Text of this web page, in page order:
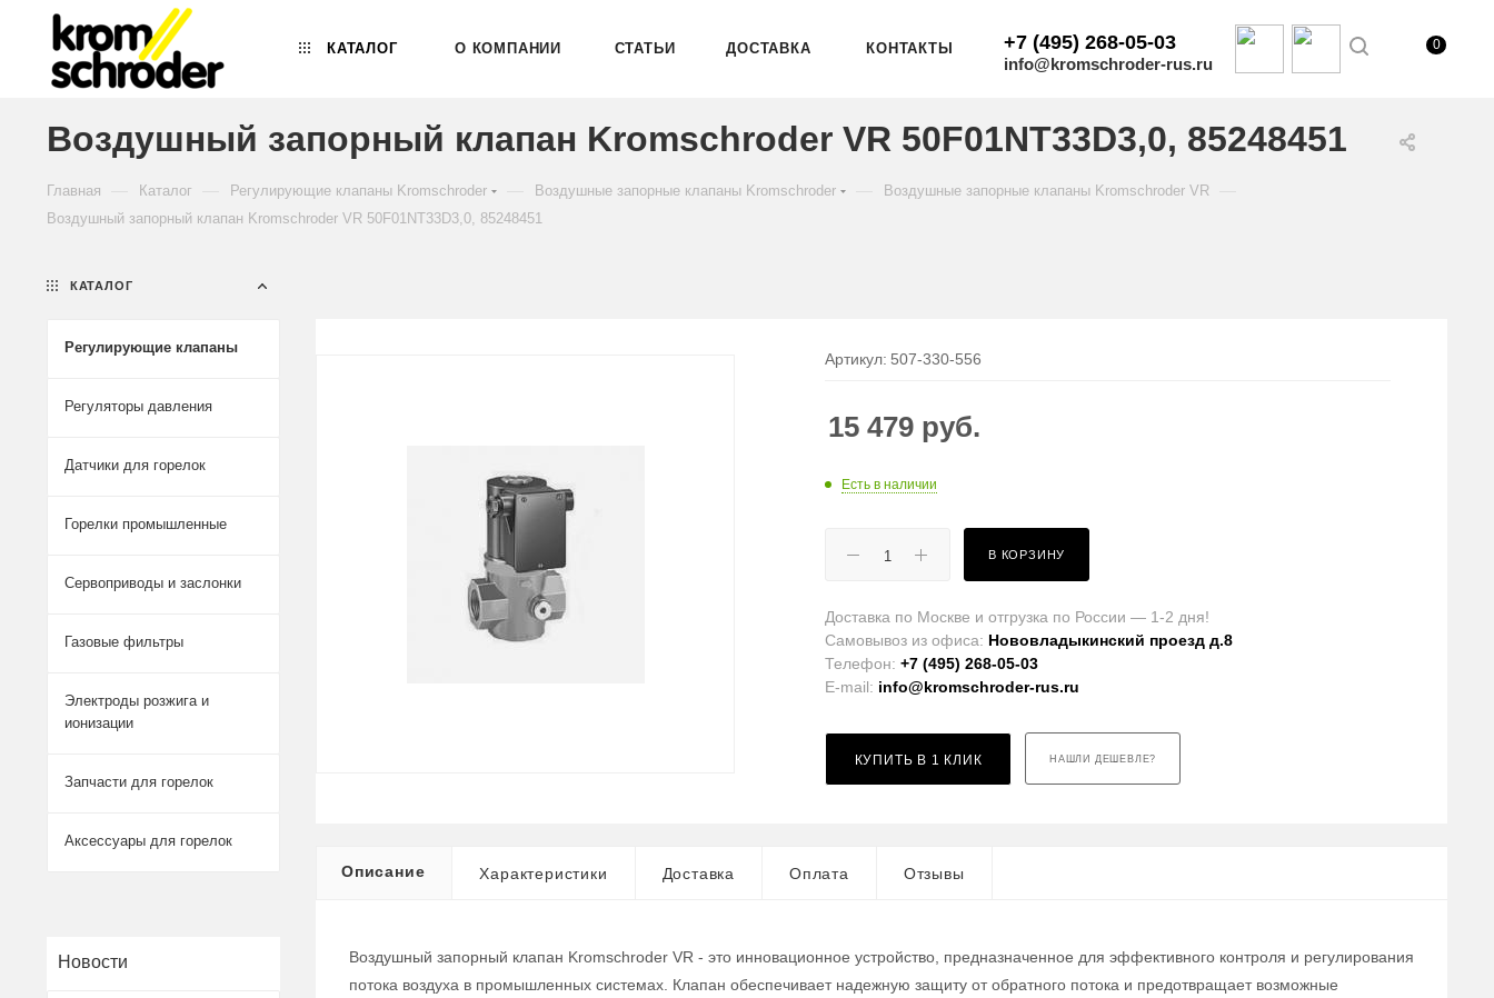
КАТАЛОГ О КОМПАНИИ СТАТЬИ ДОСТАВКА КОНТАКТЫ +7 (495) 268-05-03
info@kromschroder-rus.ru
0
Воздушный запорный клапан Kromschroder VR 50F01NT33D3,0, 85248451
Главная Каталог Регулирующие клапаны Kromschroder Воздушные запорные клапаны Kromschroder Воздушные запорные клапаны Kromschroder VR
Воздушный запорный клапан Kromschroder VR 50F01NT33D3,0, 85248451
Артикул: 507-330-556
15 479 руб.
Есть в наличии
В КОРЗИНУ
Доставка по Москве и отгрузка по России — 1-2 дня!
Самовывоз из офиса: Нововладыкинский проезд д.8
Телефон:+7 (495) 268-05-03
E-mail: info@kromschroder-rus.ru
КУПИТЬ В 1 КЛИК НАШЛИ ДЕШЕВЛЕ?
Описание Характеристики Доставка Оплата Отзывы
Воздушный запорный клапан Kromschroder VR - это инновационное устройство, предназначенное для эффективного контроля и регулирования
потока воздуха в промышленных системах. Клапан обеспечивает надежную защиту от обратного потока и предотвращает возможные
КАТАЛОГ
Регулирующие клапаны
Регуляторы давления
Датчики для горелок
Горелки промышленные
Сервоприводы и заслонки
Газовые фильтры
Электроды розжига и
ионизации
Запчасти для горелок
Аксессуары для горелок
Новости